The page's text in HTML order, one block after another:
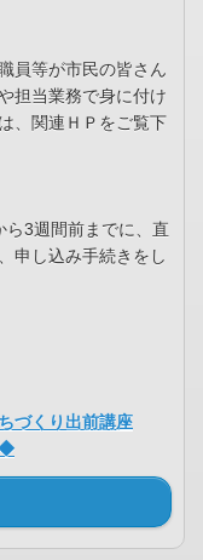
員等が市民の皆さん
担当業務で身に付け
、関連ＨＰをご覧下
ら3週間前までに、直
申し込み手続きをし
づくり出前講座